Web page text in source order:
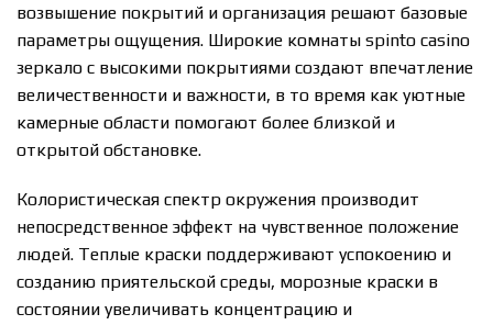
возвышение покрытий и организация решают базовые
параметры ощущения. Широкие комнаты spinto casino
зеркало с высокими покрытиями создают впечатление
величественности и важности, в то время как уютные
камерные области помогают более близкой и
открытой обстановке.
Колористическая спектр окружения производит
непосредственное эффект на чувственное положение
людей. Теплые краски поддерживают успокоению и
созданию приятельской среды, морозные краски в
состоянии увеличивать концентрацию и